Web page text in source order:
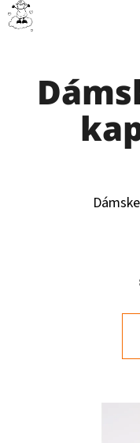
Prejsť
K
O